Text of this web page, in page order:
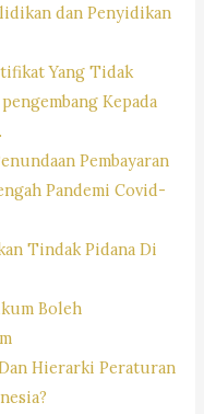
dan Penyidikan
Yang Tidak
Kepada
Pembayaran
Pandemi Covid-
Tindak Pidana Di
Boleh
Hierarki Peraturan